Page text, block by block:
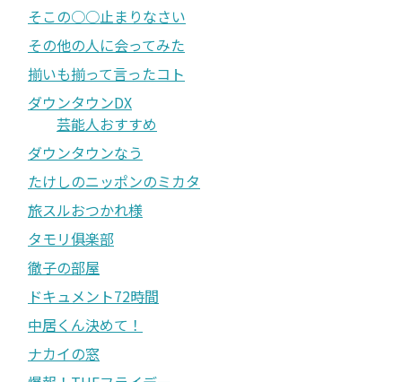
そこの○○止まりなさい
その他の人に会ってみた
揃いも揃って言ったコト
ダウンタウンDX
芸能人おすすめ
ダウンタウンなう
たけしのニッポンのミカタ
旅スルおつかれ様
タモリ俱楽部
徹子の部屋
ドキュメント72時間
中居くん決めて！
ナカイの窓